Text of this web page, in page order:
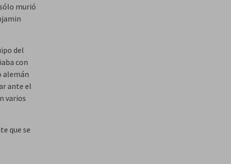
murió
del
con
alemán
ante el
varios
que se